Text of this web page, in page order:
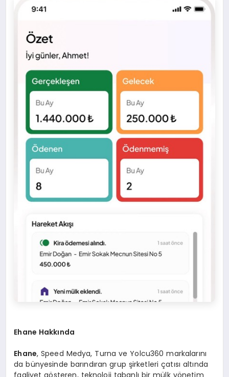
Ehane Hakkında
Ehane, Speed Medya, Turna ve Yolcu360 markalarını
da bünyesinde barındıran grup şirketleri çatısı altında
faaliyet gösteren, teknoloji tabanlı bir mülk yönetim